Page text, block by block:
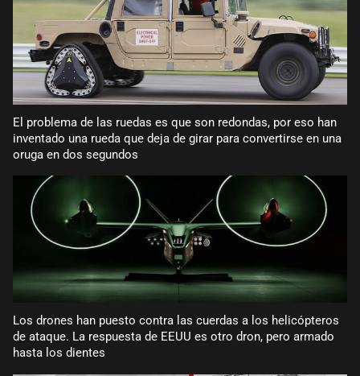
El problema de las ruedas es que son redondas, por eso han
inventado una rueda que deja de girar para convertirse en una
oruga en dos segundos
Los drones han puesto contra las cuerdas a los helicópteros
de ataque. La respuesta de EEUU es otro dron, pero armado
hasta los dientes